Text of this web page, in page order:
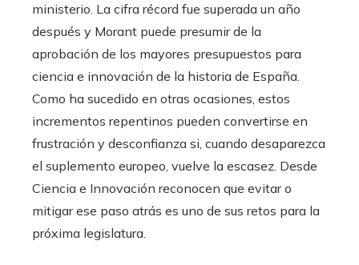
ministerio. La cifra récord fue superada un año
después y Morant puede presumir de la
aprobación de los mayores presupuestos para
ciencia e innovación de la historia de España.
Como ha sucedido en otras ocasiones, estos
incrementos repentinos pueden convertirse en
frustración y desconfianza si, cuando desaparezca
el suplemento europeo, vuelve la escasez. Desde
Ciencia e Innovación reconocen que evitar o
mitigar ese paso atrás es uno de sus retos para la
próxima legislatura.